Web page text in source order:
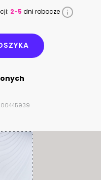
2-5 dni robocze